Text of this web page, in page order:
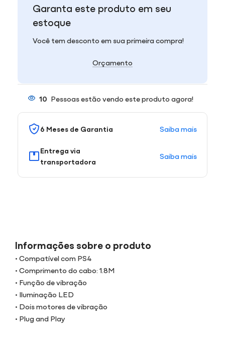
Garanta este produto em seu
estoque
Você tem desconto em sua primeira compra!
Orçamento
10 Pessoas estão vendo este produto agora!
6 Meses de Garantia Saiba mais
Entrega via
transportadora
Saiba mais
Informações sobre o produto
• Compatível com PS4
• Comprimento do cabo: 1.8M
• Função de vibração
• Iluminação LED
• Dois motores de vibração
• Plug and Play